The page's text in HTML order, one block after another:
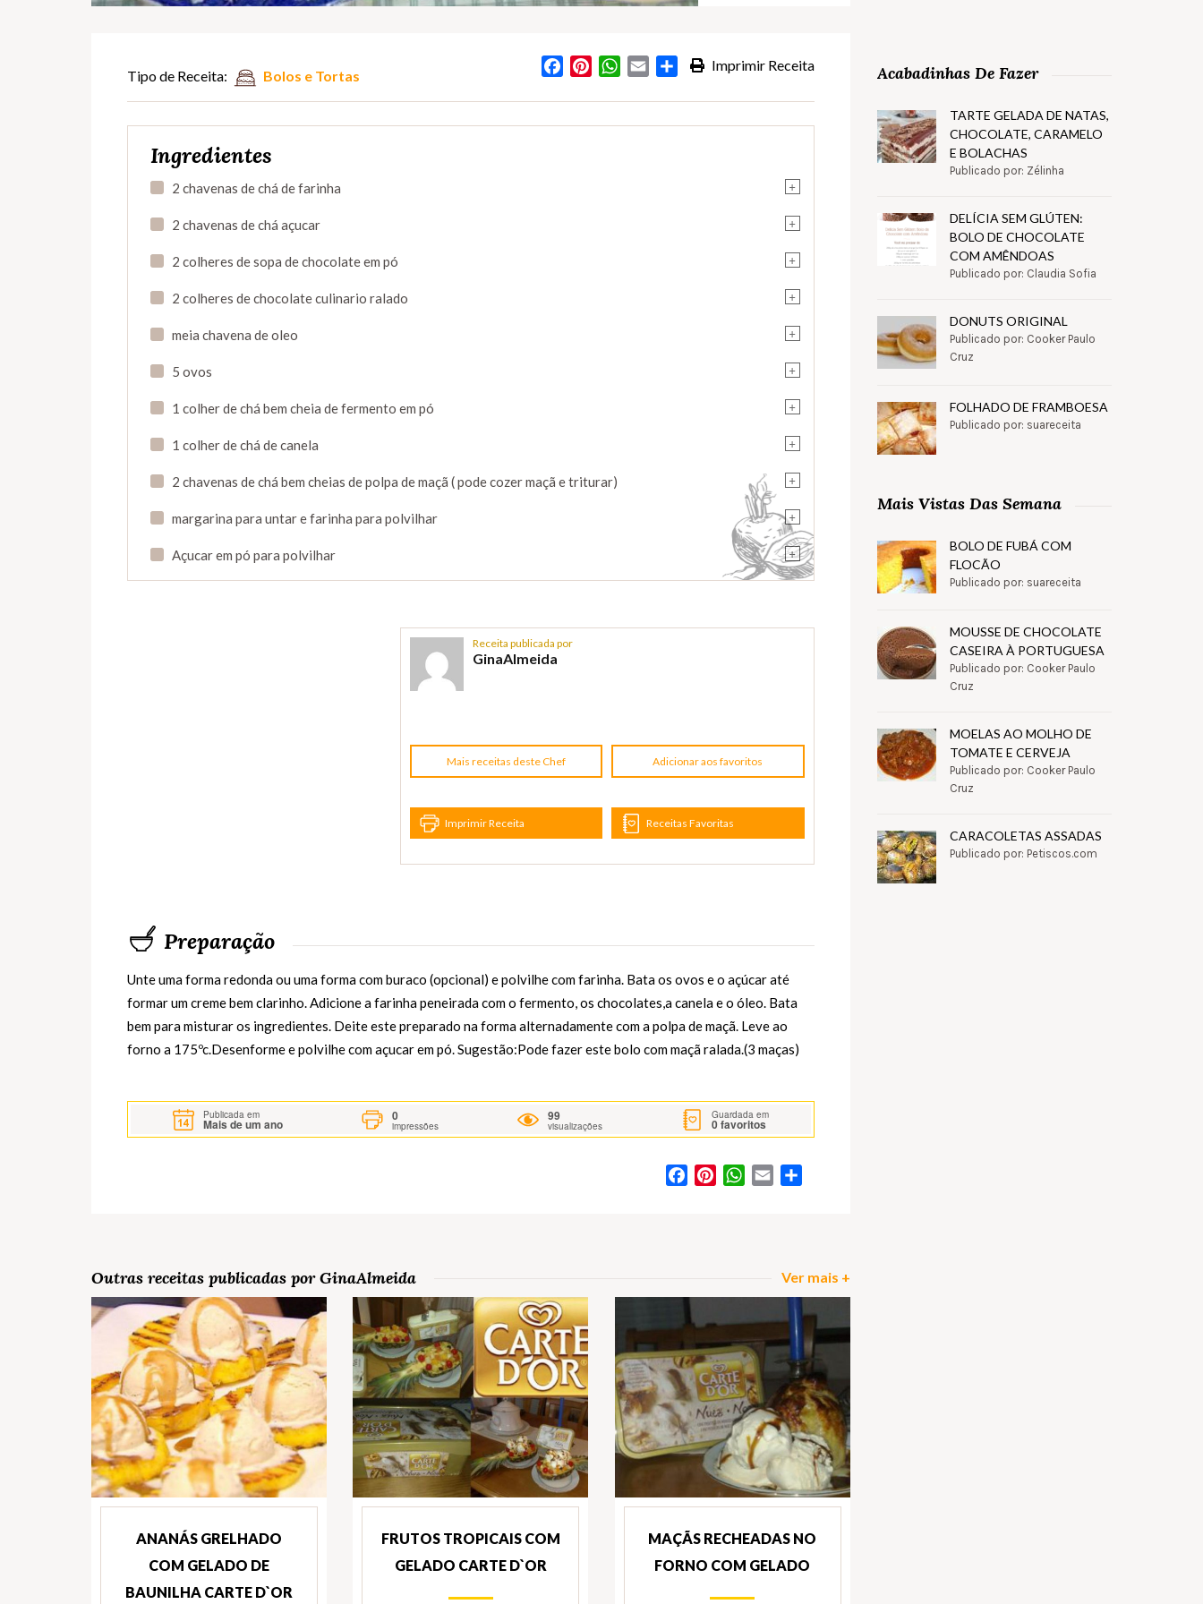
Imprimir Receita
FacebookPinterestWhatsApp
Email Partilhar
Tipo de Receita: Bolos e Tortas
Ingredientes
+
2 chavenas de chá de farinha
+
2 chavenas de chá açucar
+
2 colheres de sopa de chocolate em pó
+
2 colheres de chocolate culinario ralado
+
meia chavena de oleo
+
5 ovos
+
1 colher de chá bem cheia de fermento em pó
+
1 colher de chá de canela
+
2 chavenas de chá bem cheias de polpa de maçã ( pode cozer maçã e triturar)
+
margarina para untar e farinha para polvilhar
+
Açucar em pó para polvilhar
Receita publicada por
GinaAlmeida
Mais receitas deste Chef Adicionar aos favoritos
Imprimir Receita Receitas Favoritas
Preparação
Unte uma forma redonda ou uma forma com buraco (opcional) e polvilhe com farinha. Bata os ovos e o açúcar até
formar um creme bem clarinho. Adicione a farinha peneirada com o fermento, os chocolates,a canela e o óleo. Bata
bem para misturar os ingredientes. Deite este preparado na forma alternadamente com a polpa de maçã. Leve ao
forno a 175ºc.Desenforme e polvilhe com açucar em pó. Sugestão:Pode fazer este bolo com maçã ralada.(3 maças)
Publicada em
Mais de um ano
0
impressões
99
visualizações
Guardada em
0favoritos
FacebookPinterestWhatsApp
Email
Outras receitas publicadas por GinaAlmeida Ver mais +
ANANÁS GRELHADO
COM GELADO DE
BAUNILHA CARTE D`OR
FRUTOS TROPICAIS COM
GELADO CARTE D`OR
MAÇÃS RECHEADAS NO
FORNO COM GELADO
Acabadinhas De Fazer
TARTE GELADA DE NATAS,
CHOCOLATE, CARAMELO
E BOLACHAS
Publicado por: Zélinha
DELÍCIA SEM GLÚTEN:
BOLO DE CHOCOLATE
COM AMÊNDOAS
Publicado por: Claudia Sofia
DONUTS ORIGINAL
Publicado por: Cooker Paulo
Cruz
FOLHADO DE FRAMBOESA
Publicado por: suareceita
Mais Vistas Das Semana
BOLO DE FUBÁ COM
FLOCÃO
Publicado por: suareceita
MOUSSE DE CHOCOLATE
CASEIRA À PORTUGUESA
Publicado por: Cooker Paulo
Cruz
MOELAS AO MOLHO DE
TOMATE E CERVEJA
Publicado por: Cooker Paulo
Cruz
CARACOLETAS ASSADAS
Publicado por: Petiscos.com